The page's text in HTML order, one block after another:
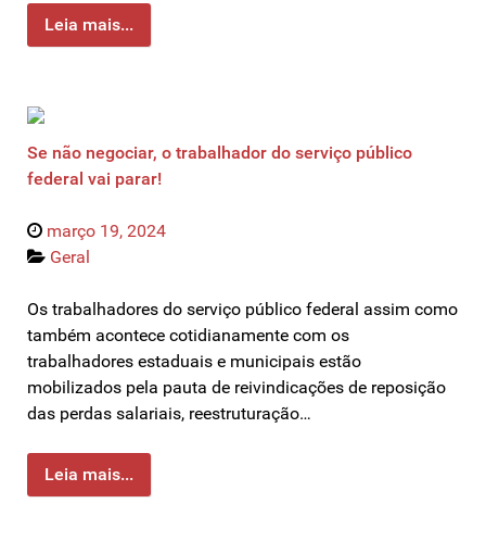
Leia mais...
Se não negociar, o trabalhador do serviço público
federal vai parar!
março 19, 2024
Geral
Os trabalhadores do serviço público federal assim como
também acontece cotidianamente com os
trabalhadores estaduais e municipais estão
mobilizados pela pauta de reivindicações de reposição
das perdas salariais, reestruturação…
Leia mais...